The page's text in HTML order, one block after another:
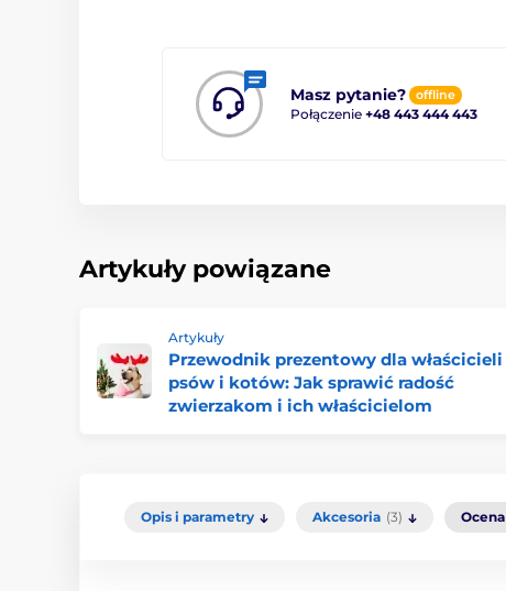
Masz pytanie? offline
Połączenie +48 443 444 443
Artykuły powiązane
Artykuły
Przewodnik prezentowy dla właścicieli
psów i kotów: Jak sprawić radość
zwierzakom i ich właścicielom
Opis i parametry Akcesoria (3) Ocena